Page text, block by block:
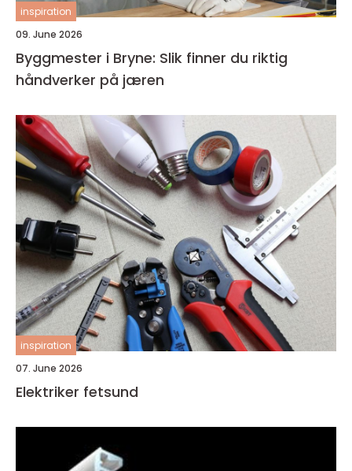
inspiration
09. June 2026
Byggmester i Bryne: Slik finner du riktig
håndverker på jæren
inspiration
07. June 2026
Elektriker fetsund